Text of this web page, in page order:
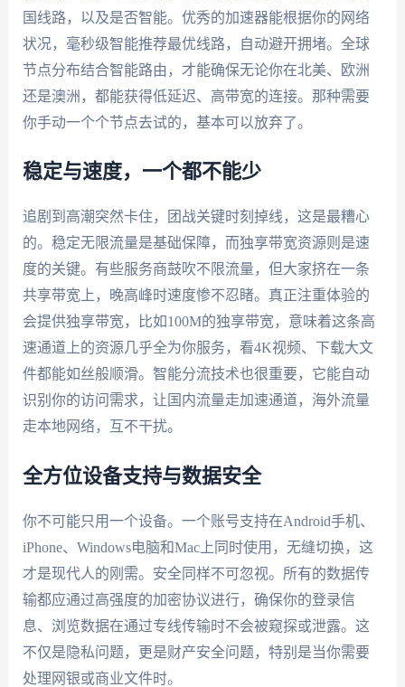
国线路，以及是否智能。优秀的加速器能根据你的网络
状况，毫秒级智能推荐最优线路，自动避开拥堵。全球
节点分布结合智能路由，才能确保无论你在北美、欧洲
还是澳洲，都能获得低延迟、高带宽的连接。那种需要
你手动一个个节点去试的，基本可以放弃了。
稳定与速度，一个都不能少
追剧到高潮突然卡住，团战关键时刻掉线，这是最糟心
的。稳定无限流量是基础保障，而独享带宽资源则是速
度的关键。有些服务商鼓吹不限流量，但大家挤在一条
共享带宽上，晚高峰时速度惨不忍睹。真正注重体验的
会提供独享带宽，比如100M的独享带宽，意味着这条高
速通道上的资源几乎全为你服务，看4K视频、下载大文
件都能如丝般顺滑。智能分流技术也很重要，它能自动
识别你的访问需求，让国内流量走加速通道，海外流量
走本地网络，互不干扰。
全方位设备支持与数据安全
你不可能只用一个设备。一个账号支持在Android手机、
iPhone、Windows电脑和Mac上同时使用，无缝切换，这
才是现代人的刚需。安全同样不可忽视。所有的数据传
输都应通过高强度的加密协议进行，确保你的登录信
息、浏览数据在通过专线传输时不会被窥探或泄露。这
不仅是隐私问题，更是财产安全问题，特别是当你需要
处理网银或商业文件时。